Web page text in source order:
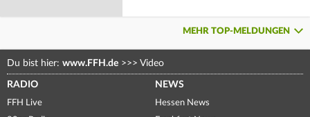
MEHR TOP-MELDUNGEN
Du bist hier: www.FFH.de >>> Video
RADIO
FFH Live
NEWS
Hessen News